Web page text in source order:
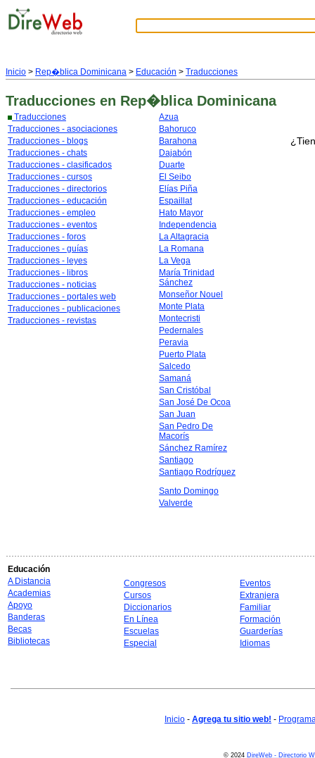
Inicio > Rep�blica Dominicana > Educación > Traducciones
Traducciones en Rep�blica Dominicana
Traducciones
Traducciones - asociaciones
Traducciones - blogs
Traducciones - chats
Traducciones - clasificados
Traducciones - cursos
Traducciones - directorios
Traducciones - educación
Traducciones - empleo
Traducciones - eventos
Traducciones - foros
Traducciones - guías
Traducciones - leyes
Traducciones - libros
Traducciones - noticias
Traducciones - portales web
Traducciones - publicaciones
Traducciones - revistas
Azua
Bahoruco
Barahona
Dajabón
Duarte
El Seibo
Elías Piña
Espaillat
Hato Mayor
Independencia
La Altagracia
La Romana
La Vega
María Trinidad
Sánchez
Monseñor Nouel
Monte Plata
Montecristi
Pedernales
Peravia
Puerto Plata
Salcedo
Samaná
San Cristóbal
San José De Ocoa
San Juan
San Pedro De
Macorís
Sánchez Ramírez
Santiago
Santiago Rodríguez
Santo Domingo
Valverde
Educación
A Distancia
Academias
Apoyo
Banderas
Becas
Bibliotecas
Congresos
Cursos
Diccionarios
En Línea
Escuelas
Especial
Eventos
Extranjera
Familiar
Formación
Guarderías
Idiomas
Inicio - Agrega tu sitio web! -
© 2024 DireWeb - Directorio